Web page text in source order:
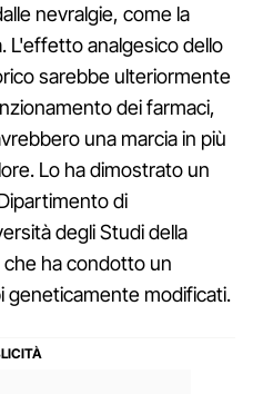
nevralgie, come la
L'effetto analgesico dello
sarebbe ulteriormente
dei farmaci,
una marcia in più
Lo ha dimostrato un
di
degli Studi della
che ha condotto un
modificati.